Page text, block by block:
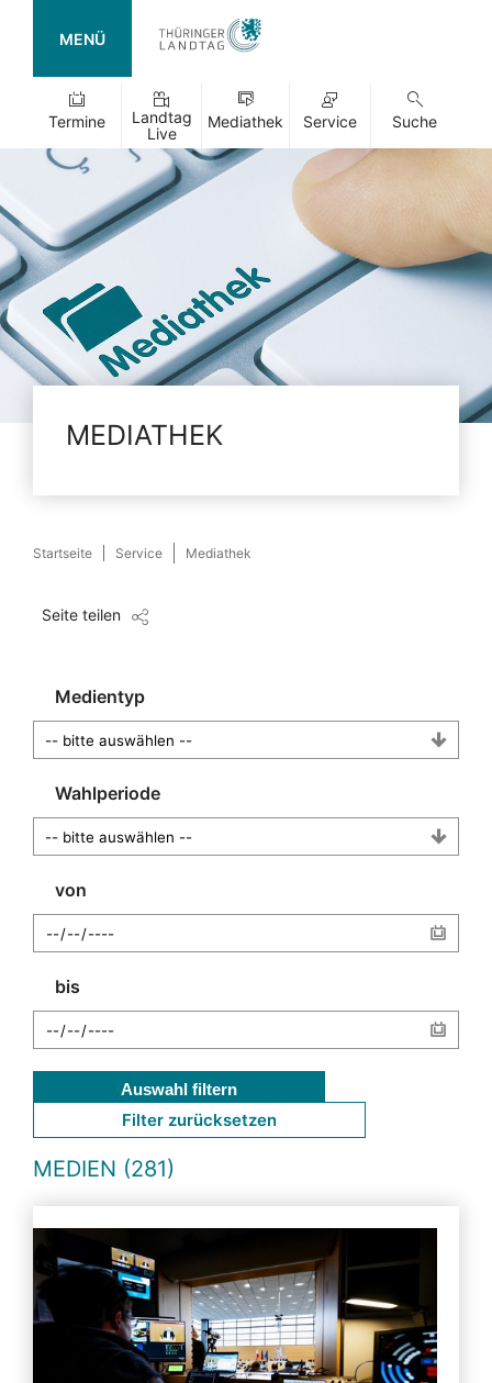
MENÜ
Termine
Landtag
Live
Mediathek Service Suche
MEDIATHEK
Startseite Service Mediathek
Seite teilen
Medientyp
Wahlperiode
von
bis
Auswahl filtern
Filter zurücksetzen
MEDIEN (281)